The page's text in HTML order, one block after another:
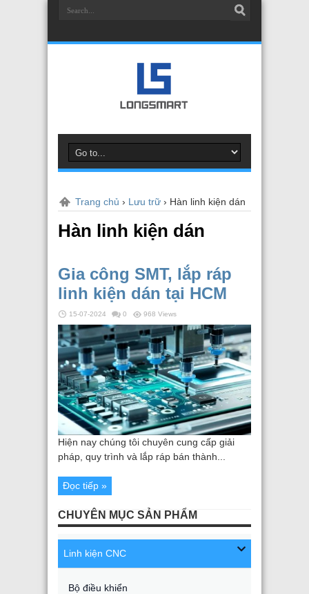
Trang chủ › Lưu trữ › Hàn linh kiện dán
Hàn linh kiện dán
Gia công SMT, lắp ráp
linh kiện dán tại HCM
15-07-2024 0 968 Views
Hiện nay chúng tôi chuyên cung cấp giải
pháp, quy trình và lắp ráp bán thành...
Đọc tiếp »
CHUYÊN MỤC SẢN PHẨM
Linh kiện CNC
Bộ điều khiển